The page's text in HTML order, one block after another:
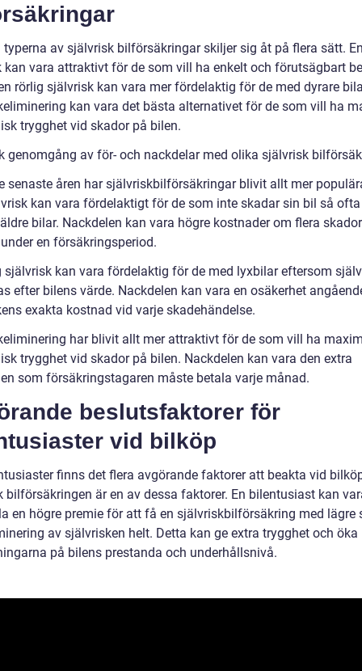
typerna av självrisk bilförsäkringar skiljer sig åt på flera sätt.
kan vara attraktivt för de som vill ha enkelt och förutsägbart
rörlig självrisk kan vara mer fördelaktig för de med dyrare
kan vara det bästa alternativet för de som vill ha
trygghet vid skador på bilen.
genomgång av för- och nackdelar med olika självrisk
senaste åren har självriskbilförsäkringar blivit allt mer
kan vara fördelaktigt för de som inte skadar sin bil så
bilar. Nackdelen kan vara högre kostnader om flera
en försäkringsperiod.
självrisk kan vara fördelaktig för de med lyxbilar eftersom
efter bilens värde. Nackdelen kan vara en osäkerhet
exakta kostnad vid varje skadehändelse.
har blivit allt mer attraktivt för de som vill ha
trygghet vid skador på bilen. Nackdelen kan vara den extra
som försäkringstagaren måste betala varje månad.
beslutsfaktorer för
vid bilköp
finns det flera avgörande faktorer att beakta vid
bilförsäkringen är en av dessa faktorer. En bilentusiast kan
en högre premie för att få en självriskbilförsäkring med lägre
av självrisken helt. Detta kan ge extra trygghet och öka
på bilens prestanda och underhållsnivå.